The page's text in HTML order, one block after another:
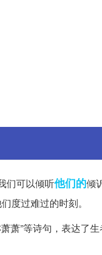
们可以倾听他们的倾
度过难过的时刻。
萧”等诗句，表达了